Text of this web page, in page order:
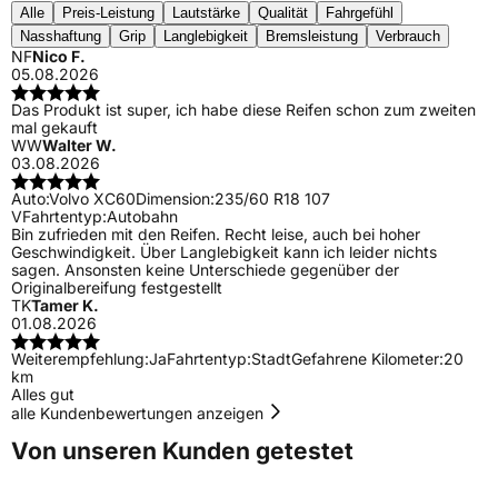
Alle Preis-Leistung Lautstärke Qualität
Fahrgefühl
Nasshaftung
Grip Langlebigkeit Bremsleistung Verbrauch
NFNico F.
05.08.2026
Das Produkt ist super, ich habe diese Reifen schon zum zweiten
mal gekauft
WWWalter W.
03.08.2026
Auto:Volvo XC60Dimension:235/60 R18 107
VFahrtentyp:Autobahn
Bin zufrieden mit den Reifen. Recht leise, auch bei hoher
Geschwindigkeit. Über Langlebigkeit kann ich leider nichts
sagen. Ansonsten keine Unterschiede gegenüber der
Originalbereifung festgestellt
TKTamer K.
01.08.2026
Weiterempfehlung:JaFahrtentyp:StadtGefahrene Kilometer:20
km
Alles gut
alle Kundenbewertungen anzeigen
Von unseren Kunden getestet